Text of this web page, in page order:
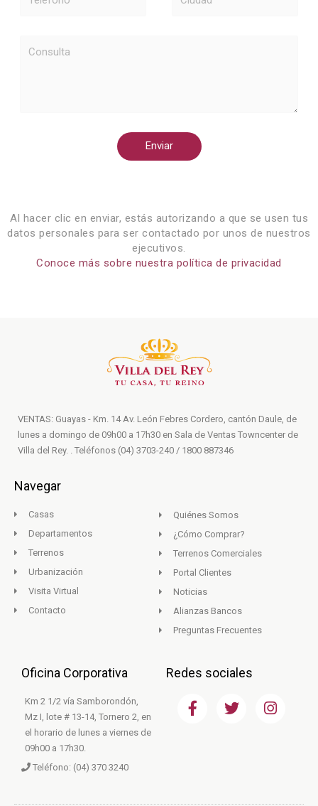
Enviar
Al hacer clic en enviar, estás autorizando a que se usen tus
datos personales para ser contactado por unos de nuestros
ejecutivos.
Conoce más sobre nuestra política de privacidad
VENTAS: Guayas - Km. 14 Av. León Febres Cordero, cantón Daule, de
lunes a domingo de 09h00 a 17h30 en Sala de Ventas Towncenter de
Villa del Rey. . Teléfonos (04) 3703-240 / 1800 887346
Navegar
Casas
Departamentos
Terrenos
Urbanización
Visita Virtual
Contacto
Quiénes Somos
¿Cómo Comprar?
Terrenos Comerciales
Portal Clientes
Noticias
Alianzas Bancos
Preguntas Frecuentes
Oficina Corporativa
Km 2 1/2 vía Samborondón,
Mz I, lote # 13-14, Tornero 2, en
el horario de lunes a viernes de
09h00 a 17h30.
Teléfono: (04) 370 3240
Redes sociales
F
a
T
w
I
n